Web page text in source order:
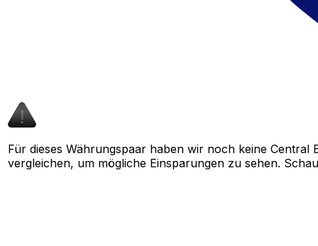
Für dieses Währungspaar haben wir noch keine
vergleichen, um mögliche Einsparungen zu sehen.